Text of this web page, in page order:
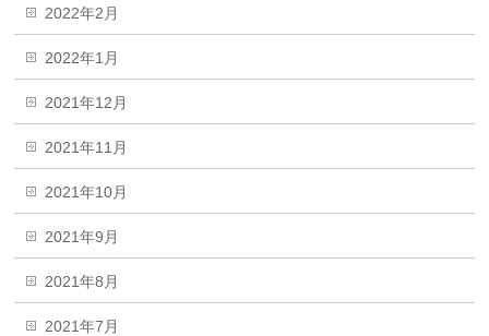
2022年2月
2022年1月
2021年12月
2021年11月
2021年10月
2021年9月
2021年8月
2021年7月